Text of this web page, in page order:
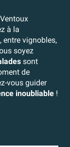
à la
, entre vignobles,
soyez
sont
de
vous guider
inoubliable !